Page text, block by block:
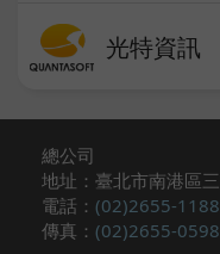
光特資訊​
總公司
地址：臺北市南港區
電話： (02)2655-1188
傳真： (02)2655-0598